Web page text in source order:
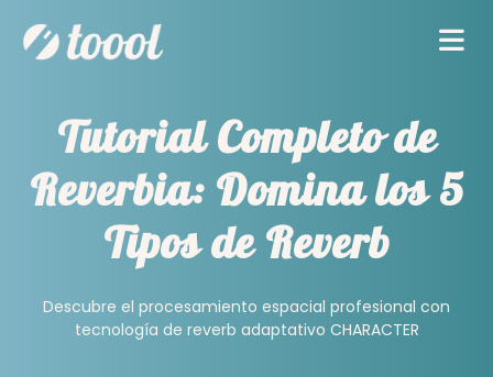
Tutorial Completo de
Reverbia: Domina los 5
Tipos de Reverb
Descubre el procesamiento espacial profesional con
tecnología de reverb adaptativo CHARACTER